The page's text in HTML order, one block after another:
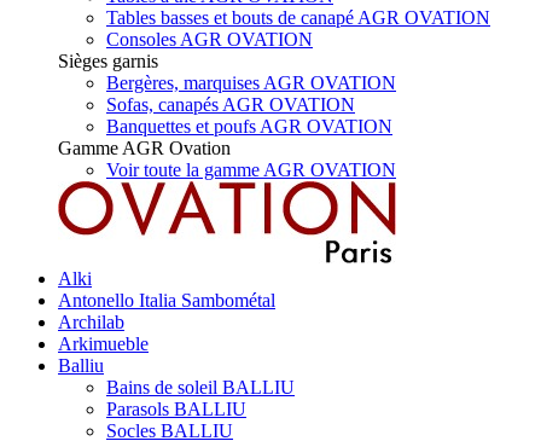
Tables basses et bouts de canapé AGR OVATION
Consoles AGR OVATION
Sièges garnis
Bergères, marquises AGR OVATION
Sofas, canapés AGR OVATION
Banquettes et poufs AGR OVATION
Gamme AGR Ovation
Voir toute la gamme AGR OVATION
Alki
Antonello Italia Sambométal
Archilab
Arkimueble
Balliu
Bains de soleil BALLIU
Parasols BALLIU
Socles BALLIU